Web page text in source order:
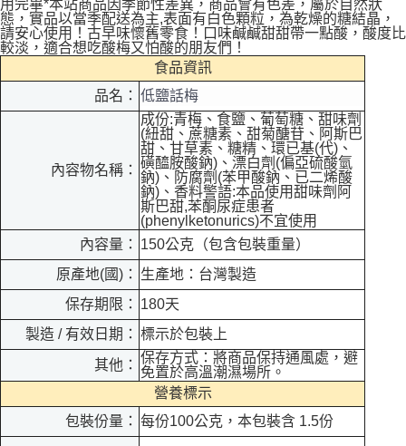
用完畢*本站商品因季節性差異，商品會有色差，屬於自然狀
態，實品以當季配送為主,表面有白色顆粒，為乾燥的糖結晶，
請安心使用！古早味懷舊零食！口味鹹鹹甜甜帶一點酸，酸度比
較淡，適合想吃酸梅又怕酸的朋友們！
食品資訊
品名： 低鹽話梅
內容物名稱：
成份:青梅、食鹽、葡萄糖、甜味劑
(紐甜、蔗糖素、甜菊醣苷、阿斯巴
甜、甘草素、糖精、環已基(代)、
磺醯胺酸鈉)、漂白劑(偏亞硫酸氫
鈉)、防腐劑(苯甲酸鈉、已二烯酸
鈉)、香料警語:本品使用甜味劑阿
斯巴甜,苯酮尿症患者
(phenylketonurics)不宜使用
內容量：
150公克（包含包裝重量）
原產地(國)：
生產地：台灣製造
保存期限：
180天
製造 / 有效日期： 標示於包裝上
其他： 保存方式：將商品保持通風處，避
免置於高溫潮濕場所。
營養標示
包裝份量： 每份100公克，本包裝含 1.5份